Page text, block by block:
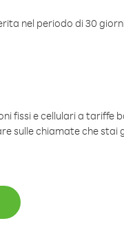
nel periodo di 30
fissi e cellulari a tariffe
sulle chiamate che stai